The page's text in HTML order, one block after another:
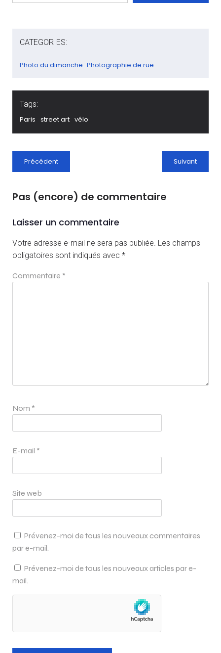
CATEGORIES:
Photo du dimanche -Photographie de rue
Tags:
Paris street art vélo
Précédent Suivant
Pas (encore) de commentaire
Laisser un commentaire
Votre adresse e-mail ne sera pas publiée. Les champs
obligatoires sont indiqués avec *
Commentaire *
Nom *
E-mail *
Site web
Prévenez-moi de tous les nouveaux commentaires
par e-mail.
Prévenez-moi de tous les nouveaux articles par e-
mail.